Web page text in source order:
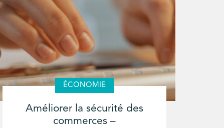
ÉCONOMIE
Améliorer la sécurité des
commerces –